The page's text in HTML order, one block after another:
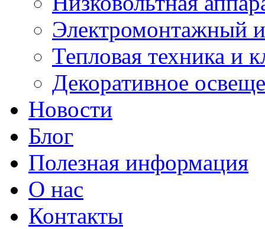
Электромонтажный
Тепловая техника и
Декоративное
Новости
Блог
Полезная информация
О нас
Контакты